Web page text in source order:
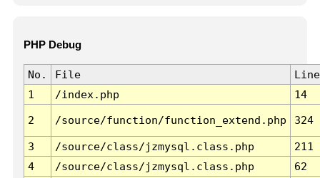
PHP Debug
No. File
Line
1
/index.php 14
2 /source/function/function_extend.php 324
3 /source/class/jzmysql.class.php
211
4
/source/class/jzmysql.class.php
62